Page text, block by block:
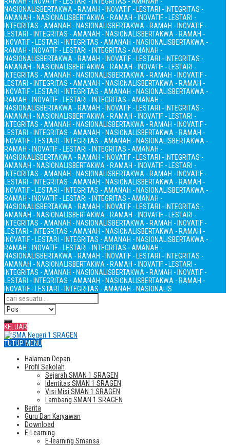
NASIONALISBERTAKWA - RAMAH - INOVATIF - LESTARI - INTEGRITAS -
AMANAH - NASIONALISBERTAKWA - RAMAH - INOVATIF - LESTARI -
INTEGRITAS - AMANAH - NASIONALISBERTAKWA - RAMAH - INOVATIF -
LESTARI - INTEGRITAS - AMANAH - NASIONALISBERTAKWA - RAMAH -
INOVATIF - LESTARI - INTEGRITAS - AMANAH - NASIONALISBERTAKWA -
RAMAH - INOVATIF - LESTARI - INTEGRITAS - AMANAH -
NASIONALISBERTAKWA - RAMAH - INOVATIF - LESTARI - INTEGRITAS -
AMANAH - NASIONALISBERTAKWA - RAMAH - INOVATIF - LESTARI -
INTEGRITAS - AMANAH - NASIONALISBERTAKWA - RAMAH - INOVATIF -
LESTARI - INTEGRITAS - AMANAH - NASIONALISBERTAKWA - RAMAH -
INOVATIF - LESTARI - INTEGRITAS - AMANAH - NASIONALISBERTAKWA -
RAMAH - INOVATIF - LESTARI - INTEGRITAS - AMANAH -
NASIONALISBERTAKWA - RAMAH - INOVATIF - LESTARI - INTEGRITAS -
AMANAH - NASIONALISBERTAKWA - RAMAH - INOVATIF - LESTARI -
INTEGRITAS - AMANAH - NASIONALISBERTAKWA - RAMAH - INOVATIF -
LESTARI - INTEGRITAS - AMANAH - NASIONALISBERTAKWA - RAMAH -
INOVATIF - LESTARI - INTEGRITAS - AMANAH - NASIONALISBERTAKWA -
RAMAH - INOVATIF - LESTARI - INTEGRITAS - AMANAH -
NASIONALISBERTAKWA - RAMAH - INOVATIF - LESTARI - INTEGRITAS -
AMANAH - NASIONALISBERTAKWA - RAMAH - INOVATIF - LESTARI -
INTEGRITAS - AMANAH - NASIONALISBERTAKWA - RAMAH - INOVATIF -
LESTARI - INTEGRITAS - AMANAH - NASIONALISBERTAKWA - RAMAH -
INOVATIF - LESTARI - INTEGRITAS - AMANAH - NASIONALISBERTAKWA -
RAMAH - INOVATIF - LESTARI - INTEGRITAS - AMANAH -
NASIONALISBERTAKWA - RAMAH - INOVATIF - LESTARI - INTEGRITAS -
AMANAH - NASIONALISBERTAKWA - RAMAH - INOVATIF - LESTARI -
INTEGRITAS - AMANAH - NASIONALISBERTAKWA - RAMAH - INOVATIF -
LESTARI - INTEGRITAS - AMANAH - NASIONALISBERTAKWA - RAMAH -
INOVATIF - LESTARI - INTEGRITAS - AMANAH - NASIONALISBERTAKWA -
RAMAH - INOVATIF - LESTARI - INTEGRITAS - AMANAH -
NASIONALISBERTAKWA - RAMAH - INOVATIF - LESTARI - INTEGRITAS -
AMANAH - NASIONALISBERTAKWA - RAMAH - INOVATIF - LESTARI -
INTEGRITAS - AMANAH - NASIONALISBERTAKWA - RAMAH - INOVATIF -
LESTARI - INTEGRITAS - AMANAH - NASIONALISBERTAKWA - RAMAH -
INOVATIF - LESTARI - INTEGRITAS - AMANAH - NASIONALIS
KELUAR
TUTUP MENU
Halaman Depan
Profil Sekolah
Sejarah SMAN 1 SRAGEN
Identitas SMAN 1 SRAGEN
Visi Misi SMAN 1 SRAGEN
Lambang SMAN 1 SRAGEN
Berita
Guru Dan Karyawan
Download
E-Learning
E-learning Smansa